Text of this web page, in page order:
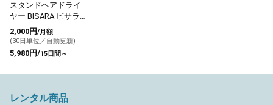
スタンドヘアドライ
ヤー BISARA ビサラ
ミルキーホワイト
2,000円/月額
(30日単位／自動更新)
5,980円/15日間～
レンタル商品